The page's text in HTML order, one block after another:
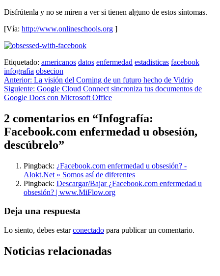
Disfrútenla y no se miren a ver si tienen alguno de estos síntomas.
[Vía: http://www.onlineschools.org ]
Etiquetado: americanos datos enfermedad estadisticas facebook
infografia obsecion
Navegación
de
Anterior: La visión del Corning de un futuro hecho de Vidrio
Siguiente: Google Cloud Connect sincroniza tus documentos de
Google Docs con Microsoft Office
2 comentarios en “Infografía:
Facebook.com enfermedad u obsesión,
descúbrelo”
Pingback: ¿Facebook.com enfermedad u obsesión? -
Alokt.Net » Somos así de diferentes
Pingback: Descargar/Bajar ¿Facebook.com enfermedad u
obsesión? | www.MiFlow.org
Deja una respuesta
Lo siento, debes estarconectado para publicar un comentario.
Noticias relacionadas